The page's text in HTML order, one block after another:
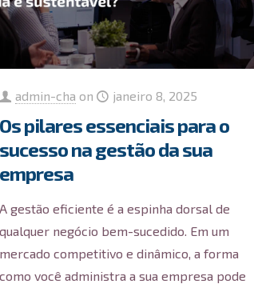
admin-cha on janeiro 8, 2025
Os pilares essenciais para o
sucesso na gestão da sua
empresa
A gestão eficiente é a espinha dorsal de
qualquer negócio bem-sucedido. Em um
mercado competitivo e dinâmico, a forma
como você administra a sua empresa pode